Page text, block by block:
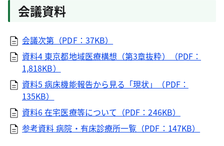
会議資料
会議次第（PDF：37KB）
資料4 東京都地域医療構想（第3章抜粋）（PDF：
1,818KB）
資料5 病床機能報告から見る「現状」（PDF：
135KB）
資料6 在宅医療等について（PDF：246KB）
参考資料 病院・有床診療所一覧（PDF：147KB）